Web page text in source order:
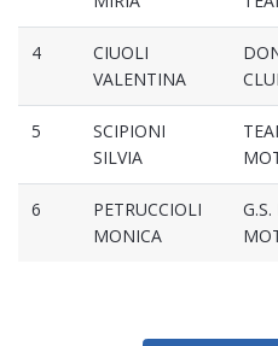
4
CIUOLI
VALENTINA
5
SCIPIONI
SILVIA
6
PETRUCCIOLI
MONICA